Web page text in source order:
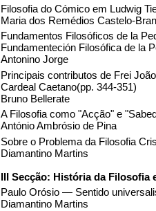
Filosofia do Cómico em Ludwig
Maria dos Remédios Castelo-
Fundamentos Filosóficos de la
Fundamenteción Filosófica de la
Antonino Jorge
Principais contributos de Frei
Cardeal Caetano(pp. 344-351)
Bruno Bellerate
A Filosofia como "Acção" e
António Ambrósio de Pina
Sobre o Problema da Filosofia
Diamantino Martins
III Secção: História da Filosofia
Paulo Orósio — Sentido
Diamantino Martins